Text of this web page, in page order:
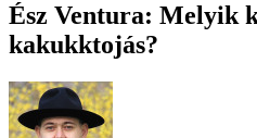
Ész Ventura: Melyik
kakukktojás?